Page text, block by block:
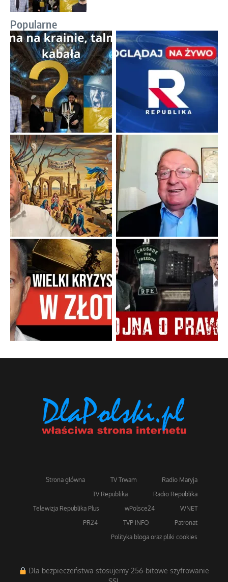
Popularne
Strona główna TV Trwam
Radio Maryja
TV Republika
Radio Republika
Telewizja Republika Plus
wPolsce24
WNET
PR24
TVP INFO
Patronat
Polityka bloga oraz pliki cookies
Dla bezpieczeństwa stosujemy 256-bitowe szyfrowanie